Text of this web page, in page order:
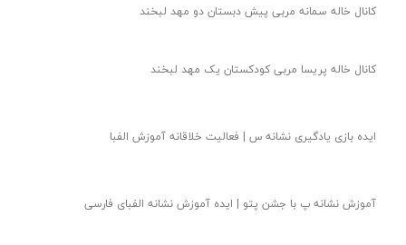
کانال خاله سمانه مربی پیش دبستان دو مهد لبخند
کانال خاله پریسا مربی کودکستان یک مهد لبخند
ایده بازی یادگیری نشانه س | فعالیت خلاقانه آموزش الفبا
آموزش نشانه پ با جشن پتو | ایده آموزش نشانه الفبای فارسی